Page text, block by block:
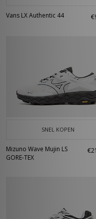
Vans LX Authentic 44
SNEL KOPEN
Mizuno Wave Mujin LS
GORE-TEX